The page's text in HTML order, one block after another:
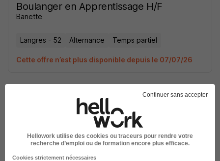
Boulanger en Apprentissage H/F
Banette
Langres - 52 Alternance Temps partiel
Cette offre n’est plus disponible depuis le 07/07/26
Boulanger en Apprentissage H/F
Banette
Continuer sans accepter
Hellowork utilise des cookies ou traceurs pour rendre votre
recherche d’emploi ou de formation encore plus efficace.
Cookies strictement nécessaires